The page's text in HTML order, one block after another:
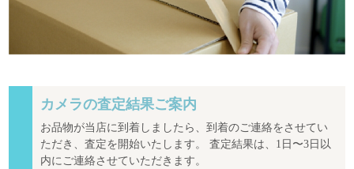
カメラの査定結果ご案内
お品物が当店に到着しましたら、到着のご連絡をさせてい
ただき、査定を開始いたします。 査定結果は、1日〜3日以
内にご連絡させていただきます。